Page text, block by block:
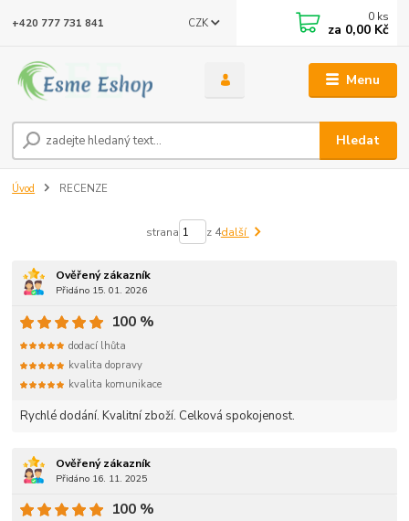
Menu
CZK
Hledat
+420 777 731 841 0 ks
za 0,00 Kč
Úvod RECENZE
strana z 4další
Ověřený zákazník
Přidáno 15. 01. 2026
Rychlé dodání. Kvalitní zboží. Celková spokojenost.
100 %
dodací lhůta
kvalita dopravy
kvalita komunikace
Ověřený zákazník
Přidáno 16. 11. 2025
100 %